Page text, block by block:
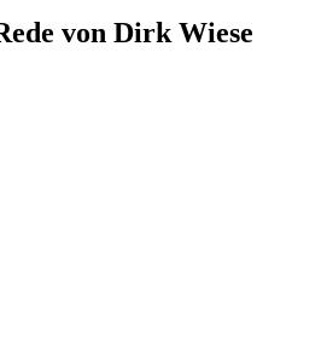
von Dirk Wiese